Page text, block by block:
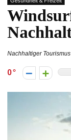
Nachhaltiger Tourismus
0